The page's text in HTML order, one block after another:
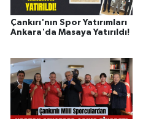
Çankırı'nın Spor Yatırımları
Ankara'da Masaya Yatırıldı!